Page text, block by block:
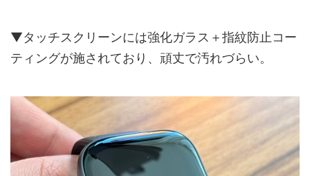
▼タッチスクリーンには強化ガラス＋指紋防止コー
ティングが施されており、頑丈で汚れづらい。